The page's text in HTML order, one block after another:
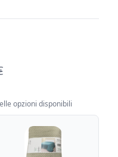
opzioni disponibili